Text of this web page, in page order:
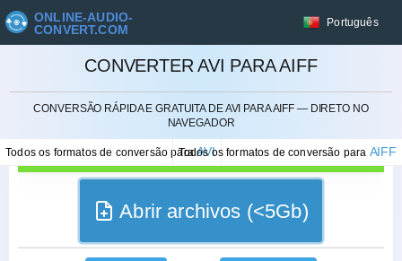
ONLINE-AUDIO-
CONVERT.COM
Português
CONVERTER AVI PARA AIFF
CONVERSÃO RÁPIDA E GRATUITA DE AVI PARA AIFF — DIRETO NO
NAVEGADOR
Todos os formatos de conversão paraAVI
Todos os formatos de conversão para AIFF
Abrir archivos (<5Gb)